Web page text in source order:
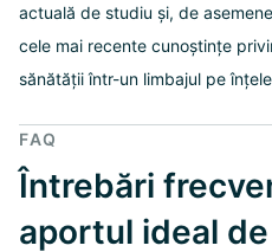
actuală de studiu și, de
cele mai recente cunoștințe
sănătății într-un limbajul pe
FAQ
Întrebări
aportul ideal